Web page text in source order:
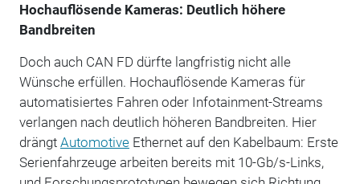
Hochauflösende Kameras: Deutlich höhere
Bandbreiten
Doch auch CAN FD dürfte langfristig nicht alle
Wünsche erfüllen. Hochauflösende Kameras für
automatisiertes Fahren oder Infotainment-Streams
verlangen nach deutlich höheren Bandbreiten. Hier
drängt AutomotiveEthernet auf den Kabelbaum: Erste
Serienfahrzeuge arbeiten bereits mit 10-Gb/s-Links,